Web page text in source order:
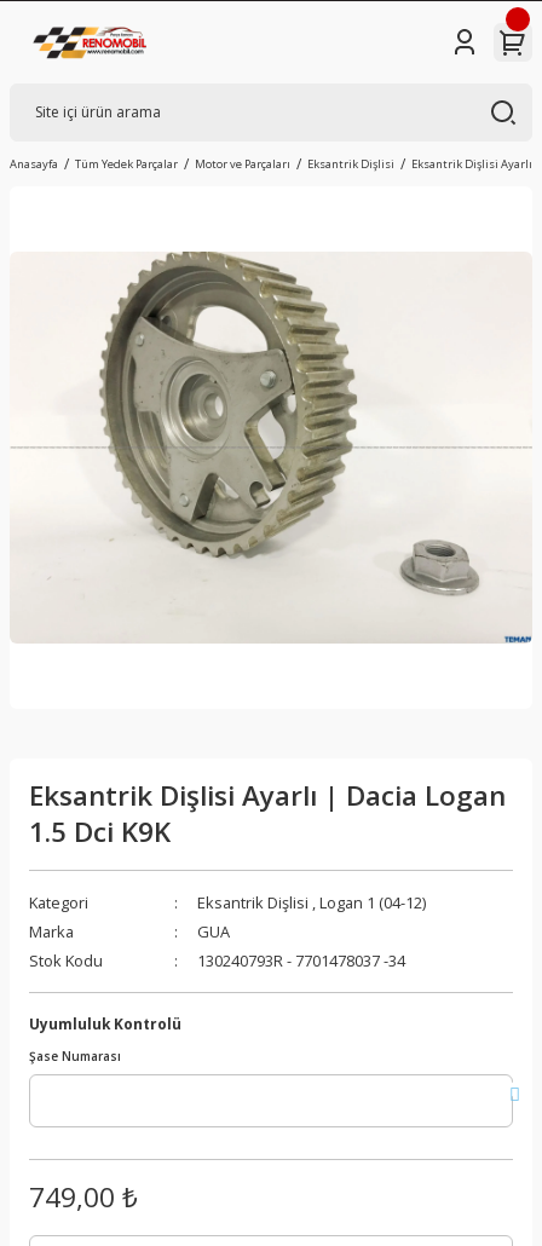
Anasayfa Tüm Yedek Parçalar Motor ve Parçaları Eksantrik Dişlisi Eksantrik Dişlisi Ayarlı |
Eksantrik Dişlisi Ayarlı | Dacia Logan
1.5 Dci K9K
Kategori Eksantrik Dişlisi ,Logan 1 (04-12)
Marka
GUA
Stok Kodu
130240793R - 7701478037 -34
Uyumluluk Kontrolü
Şase Numarası
749,00 ₺